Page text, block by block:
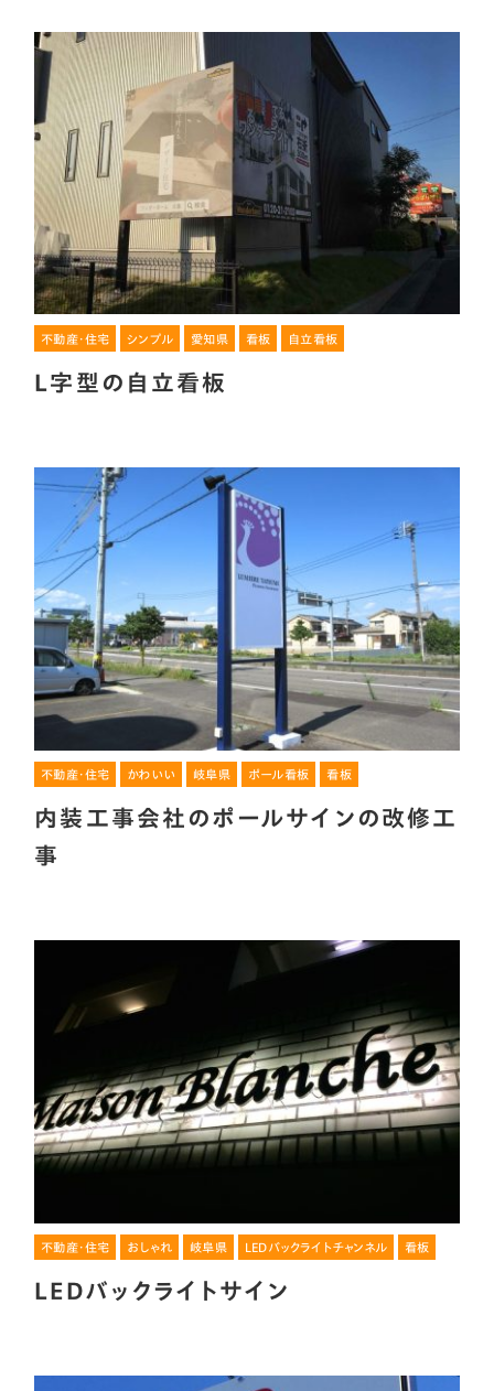
不動産・住宅 シンプル 愛知県 看板 自立看板
L字型の自立看板
不動産・住宅 かわいい 岐阜県 ポール看板 看板
内装工事会社のポールサインの改修工
事
不動産・住宅 おしゃれ 岐阜県 LEDバックライトチャンネル 看板
LEDバックライトサイン